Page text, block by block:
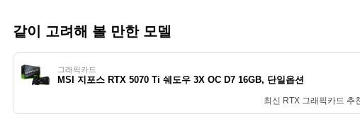
같이 고려해 볼 만한 모델
그래픽카드
MSI 지포스 RTX 5070 Ti 쉐도우 3X OC D7 16GB, 단일옵션
최신 RTX 그래픽카드 추